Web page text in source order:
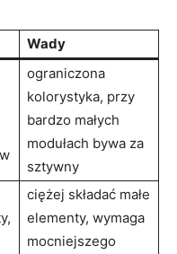
Wady
ograniczona
kolorystyka, przy
bardzo małych
modułach bywa za
sztywny
ciężej składać małe
elementy, wymaga
mocniejszego